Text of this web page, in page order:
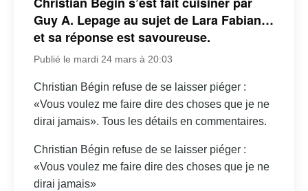
Guy A. Lepage au sujet de Lara Fabian…
et sa réponse est savoureuse.
Publié le mardi 24 mars à 20:03
Christian Bégin refuse de se laisser piéger :
«Vous voulez me faire dire des choses que je ne
dirai jamais». Tous les détails en commentaires.
Christian Bégin refuse de se laisser piéger :
«Vous voulez me faire dire des choses que je ne
dirai jamais»